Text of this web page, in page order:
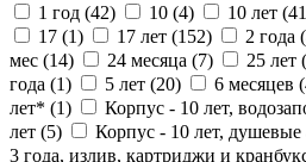
1 год (42) 10 (4) 10 лет (41
17 (1) 17 лет (152) 2 года (
мес (14) 24 месяца (7) 25 лет (
года (1) 5 лет (20) 6 месяцев (
лет* (1)
Корпус - 10 лет,
лет (5)
Корпус - 10 лет, душевые
3 года, излив, картриджи и